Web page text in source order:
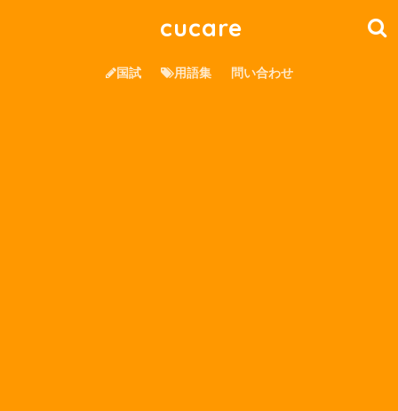
cucare
国試 用語集 問い合わせ